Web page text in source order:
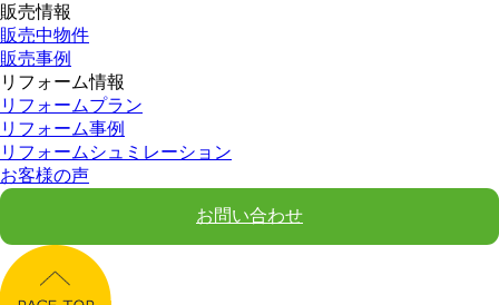
販売情報
販売中物件
販売事例
リフォーム情報
リフォームプラン
リフォーム事例
リフォームシュミレーション
お客様の声
お問い合わせ